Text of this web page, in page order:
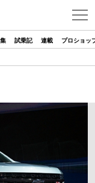
試乗記 連載 プロショッ